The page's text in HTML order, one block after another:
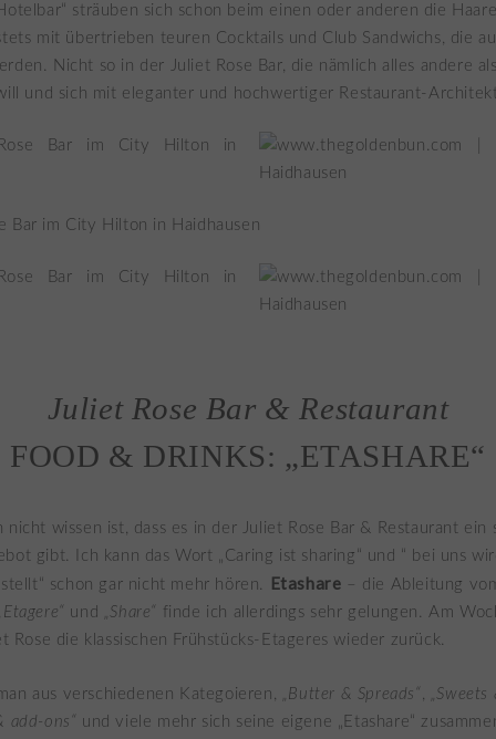
sträuben sich schon beim einen oder anderen die
mit übertrieben teuren Cocktails und Club Sandwichs, die
Nicht so in der Juliet Rose Bar, die nämlich alles andere
und sich mit eleganter und hochwertiger Restaurant-
Juliet Rose Bar & Restaurant
FOOD & DRINKS: „ETASHARE“
nicht wissen ist, dass es in der Juliet Rose Bar & Restaurant ein
gibt. Ich kann das Wort „Caring ist sharing“ und “ bei uns
schon gar nicht mehr hören.
Etashare – die Ableitung
und „Share“ finde ich allerdings sehr gelungen. Am
Rose die klassischen Frühstücks-Etageres wieder zurück.
aus verschiedenen Kategoieren, „Butter & Spreads“
add-ons“ und viele mehr sich seine eigene „Etashare“